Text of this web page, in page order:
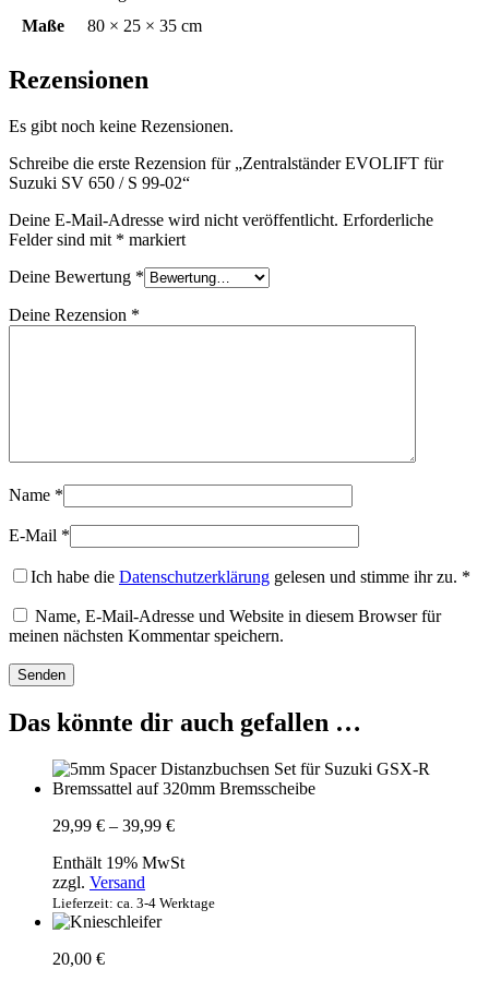
Maße
80 × 25 × 35 cm
Rezensionen
Es gibt noch keine Rezensionen.
Schreibe die erste Rezension für „Zentralständer EVOLIFT für
Suzuki SV 650 / S 99-02“
Deine E-Mail-Adresse wird nicht veröffentlicht. Erforderliche
Felder sind mit * markiert
Deine Bewertung *
Deine Rezension *
Name *
E-Mail *
Ich habe die Datenschutzerklärung gelesen und stimme ihr zu. *
Name, E-Mail-Adresse und Website in diesem Browser für
meinen nächsten Kommentar speichern.
Das könnte dir auch gefallen …
29,99 € – 39,99 €Preisspanne:
bis
Enthält 19% MwSt
zzgl. Versand
Lieferzeit: ca. 3-4 Werktage
20,00 €